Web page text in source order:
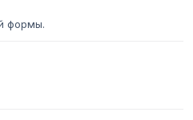
формы.